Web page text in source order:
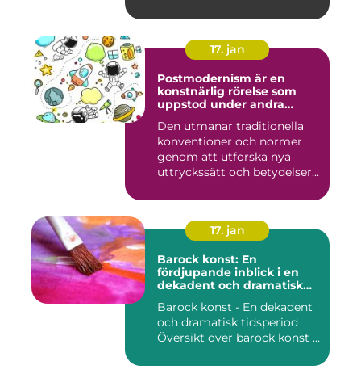
17. jan
Postmodernism är en
konstnärlig rörelse som
uppstod under andra
fortsätter att påverka
samtida konstvärlden
Den utmanar traditionella
konventioner och normer
genom att utforska nya
uttryckssätt och betydelser...
17. jan
Barock konst: En
fördjupande inblick i en
dekadent och dramatisk
Barock konst - En dekadent
och dramatisk tidsperiod
Översikt över barock konst ...